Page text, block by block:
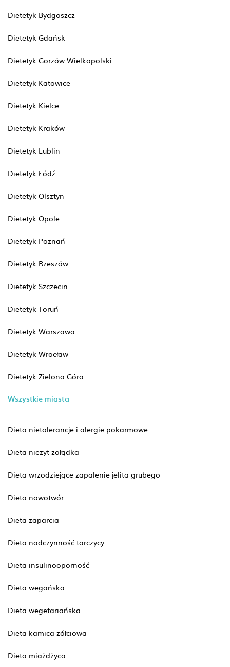
Dietetyk Bydgoszcz
Dietetyk Gdańsk
Dietetyk Gorzów Wielkopolski
Dietetyk Katowice
Dietetyk Kielce
Dietetyk Kraków
Dietetyk Lublin
Dietetyk Łódź
Dietetyk Olsztyn
Dietetyk Opole
Dietetyk Poznań
Dietetyk Rzeszów
Dietetyk Szczecin
Dietetyk Toruń
Dietetyk Warszawa
Dietetyk Wrocław
Dietetyk Zielona Góra
Wszystkie miasta
Dieta nietolerancje i alergie pokarmowe
Dieta nieżyt żołądka
Dieta wrzodziejące zapalenie jelita grubego
Dieta nowotwór
Dieta zaparcia
Dieta nadczynność tarczycy
Dieta insulinooporność
Dieta wegańska
Dieta wegetariańska
Dieta kamica żółciowa
Dieta miażdżyca